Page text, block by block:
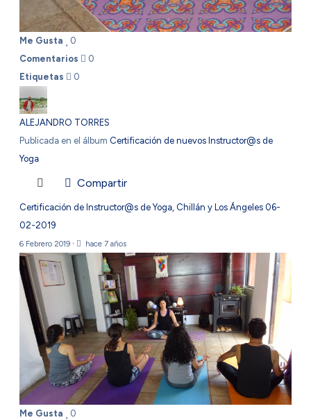
Me Gusta
0
Comentarios
0
Etiquetas
0
ALEJANDRO TORRES
Publicada en el álbum Certificación de nuevos Instructor@s de
Yoga
Compartir
Certificación de Instructor@s de Yoga, Chillán y Los Ángeles 06-
02-2019
6 Febrero 2019 · hace 7 años
Me Gusta
0